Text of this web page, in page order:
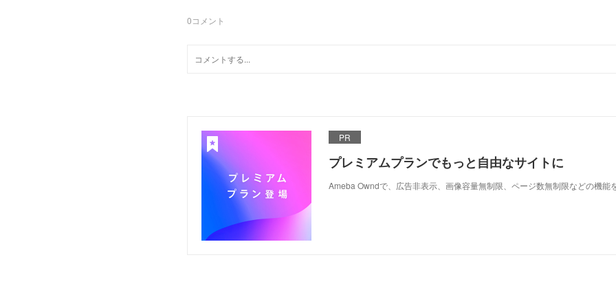
0コメント
PR
プレミアムプランでもっと自由なサイトに
Ameba Owndで、広告非表示、画像容量無制限、ページ数無制限などの機能